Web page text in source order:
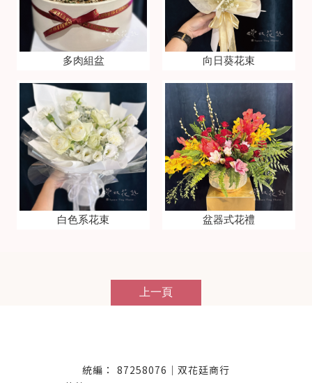
多肉組盆 向日葵花束
白色系花束 盆器式花禮
上一頁
87258076｜双花廷商行